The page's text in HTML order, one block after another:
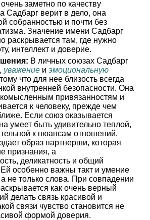
заметно по качеству
Садбарг верит в дело, она
собранностью и почти без
Значение имени Садбарг
раскрывается там, где нужно
интеллект и доверие.
В личных союзах Садбарг
, уважение и эмоциональную
что для нее близость всегда
внутренней безопасности. Она
привязанностям и
к человеку, прежде чем
Если союз оказывается
умеет быть удивительно теплой,
к нюансам отношений.
образ партнерши, которая
признания, а
деликатность и общий
Ей особенно важны такт и умение
не только слова. При совпадении
как очень верный
делать связь красивой и
связи чувство становится не
формой доверия.